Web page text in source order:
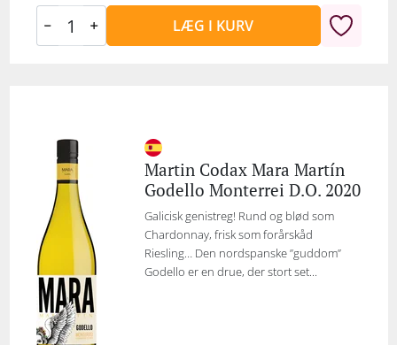
LÆG I KURV
Martin Codax Mara Martín
Godello Monterrei D.O. 2020
Galicisk genistreg! Rund og blød som
Chardonnay, frisk som forårskåd
Riesling… Den nordspanske ’’guddom’’
Godello er en drue, der stort set...